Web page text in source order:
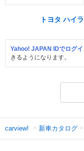
トヨタ ハイ
Yahoo! JAPAN IDでログイ
きるようになります。
carview! 新車カタログ